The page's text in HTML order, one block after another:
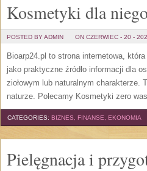
Kosmetyki dla niego
POSTED BY ADMIN ON CZERWIEC - 20 -
Bioarp24.pl to strona internetowa,
jako praktyczne źródło informacji dla
ziołowym lub naturalnym charakterze.
naturze. Polecamy Kosmetyki zero
CATEGORIES: BIZNES, FINANSE, EKONOMIA
Pielęgnacja i